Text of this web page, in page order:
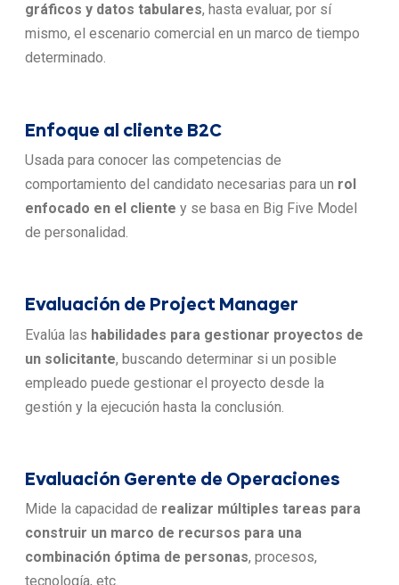
gráficos y datos tabulares, hasta evaluar, por sí
mismo, el escenario comercial en un marco de tiempo
determinado.
Enfoque al cliente B2C
Usada para conocer las competencias de
comportamiento del candidato necesarias para un rol
enfocado en el cliente y se basa en Big Five Model
de personalidad.
Evaluación de Project Manager
Evalúa las habilidades para gestionar proyectos de
un solicitante, buscando determinar si un posible
empleado puede gestionar el proyecto desde la
gestión y la ejecución hasta la conclusión.
Evaluación Gerente de Operaciones
Mide la capacidad de realizar múltiples tareas para
construir un marco de recursos para una
combinación óptima de personas, procesos,
tecnología, etc.